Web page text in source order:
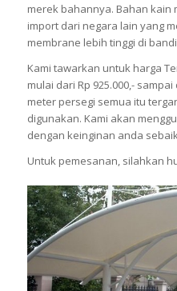
merek bahannya. Bahan kain
import dari negara lain yang
membrane lebih tinggi di
Kami tawarkan untuk harga
mulai dari Rp 925.000,-
meter persegi semua itu
digunakan. Kami akan
dengan keinginan anda
Untuk pemesanan, silahkan